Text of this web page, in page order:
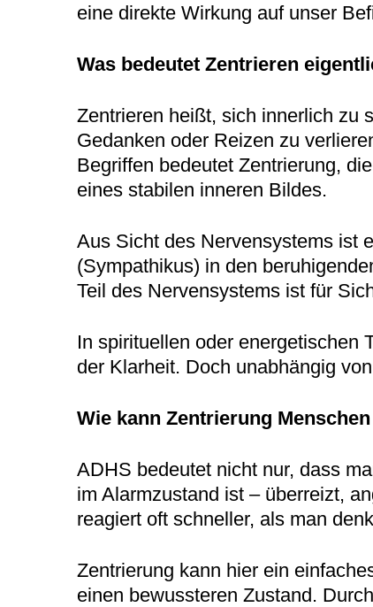
eine direkte Wirkung auf unser
Was bedeutet Zentrieren
Zentrieren heißt, sich innerlich zu
Gedanken oder Reizen zu
Begriffen bedeutet Zentrierung,
eines stabilen inneren Bildes.
Aus Sicht des Nervensystems ist
(Sympathikus) in den
Teil des Nervensystems ist für
In spirituellen oder energetischen
der Klarheit. Doch unabhängig
Wie kann Zentrierung
ADHS bedeutet nicht nur, dass
im Alarmzustand ist – überreizt,
reagiert oft schneller, als man
Zentrierung kann hier ein
einen bewussteren Zustand.